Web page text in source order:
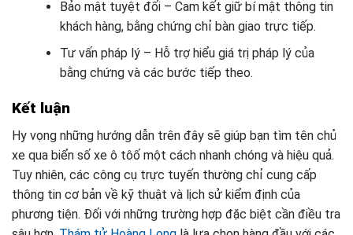
Bảo mật tuyệt đối – Cam kết giữ bí mật thông tin
khách hàng, bằng chứng chỉ bàn giao trực tiếp.
Tư vấn pháp lý – Hỗ trợ hiểu giá trị pháp lý của
bằng chứng và các bước tiếp theo.
Kết luận
Hy vọng những hướng dẫn trên đây sẽ giúp bạn tìm tên chủ
xe qua biển số xe ô tôố một cách nhanh chóng và hiệu quả.
Tuy nhiên, các công cụ trực tuyến thường chỉ cung cấp
thông tin cơ bản về kỹ thuật và lịch sử kiểm định của
phương tiện. Đối với những trường hợp đặc biệt cần điều tra